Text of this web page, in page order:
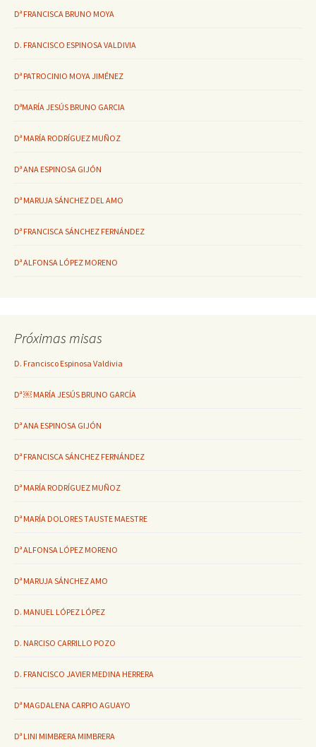
Dª FRANCISCA BRUNO MOYA
D. FRANCISCO ESPINOSA VALDIVIA
Dª PATROCINIO MOYA JIMÉNEZ
DªMARÍA JESÚS BRUNO GARCIA
Dª MARÍA RODRÍGUEZ MUÑOZ
Dª ANA ESPINOSA GIJÓN
Dª MARUJA SÁNCHEZ DEL AMO
Dª FRANCISCA SÁNCHEZ FERNÁNDEZ
Dª ALFONSA LÓPEZ MORENO
Próximas misas
D. Francisco Espinosa Valdivia
Dª ￼ MARÍA JESÚS BRUNO GARCÍA
Dª ANA ESPINOSA GIJÓN
Dª FRANCISCA SÁNCHEZ FERNÁNDEZ
Dª MARÍA RODRÍGUEZ MUÑOZ
Dª MARÍA DOLORES TAUSTE MAESTRE
Dª ALFONSA LÓPEZ MORENO
Dª MARUJA SÁNCHEZ AMO
D. MANUEL LÓPEZ LÓPEZ
D. NARCISO CARRILLO POZO
D. FRANCISCO JAVIER MEDINA HERRERA
Dª MAGDALENA CARPIO AGUAYO
Dª LINI MIMBRERA MIMBRERA